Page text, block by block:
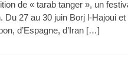
de « tarab tanger », un
27 au 30 juin Borj l-Hajoui
d’Espagne, d’Iran […]